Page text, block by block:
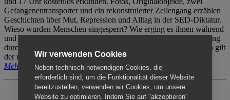
Gefangenentransporter und ein rekonstruierter Zellengang erzählen
Geschichten über Mut, Repression und Alltag in der SED-Diktatur.
Wieso wurden Menschen eingesperrt? Wie erging es ihnen während
und nach der Haft? Der Besuch erfolgt individuell ohne Betreuung
durch das Menschenrechtszentrum Cottbus. Für Begleitpersonen gilt
der reguläre Eintritt (8€ / ermäßigt 5€).
Mehr erfahren
Wir verwenden Cookies
Neben technisch notwendigen Cookies, die
erforderlich sind, um die Funktionalität dieser Website
bereitzustellen, verwenden wir Cookies, um unsere
Website zu optimieren. Indem Sie auf "akzeptieren"